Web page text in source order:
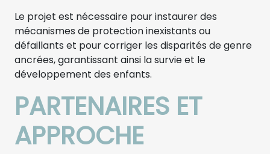
Le projet est nécessaire pour instaurer des
mécanismes de protection inexistants ou
défaillants et pour corriger les disparités de genre
ancrées, garantissant ainsi la survie et le
développement des enfants.
PARTENAIRES ET
APPROCHE